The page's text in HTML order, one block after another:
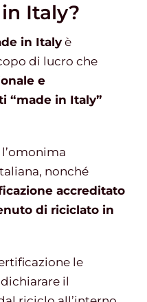
in Italy?
in Italy è
di lucro che
e
“made in Italy”
l’omonima
nonché
accreditato
di riciclato in
le
il